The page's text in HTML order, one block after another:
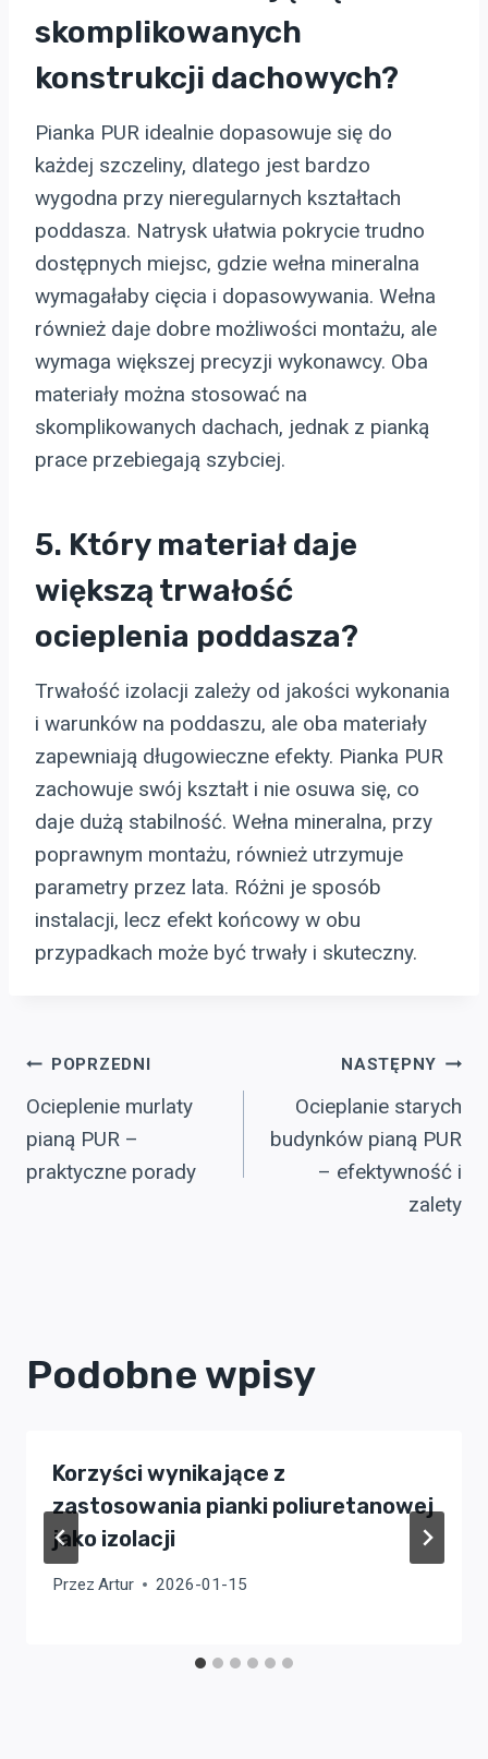
skomplikowanych
konstrukcji dachowych?
Pianka PUR idealnie dopasowuje się do
każdej szczeliny, dlatego jest bardzo
wygodna przy nieregularnych kształtach
poddasza. Natrysk ułatwia pokrycie trudno
dostępnych miejsc, gdzie wełna mineralna
wymagałaby cięcia i dopasowywania. Wełna
również daje dobre możliwości montażu, ale
wymaga większej precyzji wykonawcy. Oba
materiały można stosować na
skomplikowanych dachach, jednak z pianką
prace przebiegają szybciej.
5. Który materiał daje
większą trwałość
ocieplenia poddasza?
Trwałość izolacji zależy od jakości wykonania
i warunków na poddaszu, ale oba materiały
zapewniają długowieczne efekty. Pianka PUR
zachowuje swój kształt i nie osuwa się, co
daje dużą stabilność. Wełna mineralna, przy
poprawnym montażu, również utrzymuje
parametry przez lata. Różni je sposób
instalacji, lecz efekt końcowy w obu
przypadkach może być trwały i skuteczny.
Nawigacja
wpisu
POPRZEDNI
Ocieplenie murlaty
pianą PUR –
praktyczne porady
NASTĘPNY
Ocieplanie starych
budynków pianą PUR
– efektywność i
zalety
Podobne wpisy
Korzyści wynikające z
zastosowania pianki poliuretanowej
jako izolacji
Przez Artur 2026-01-15